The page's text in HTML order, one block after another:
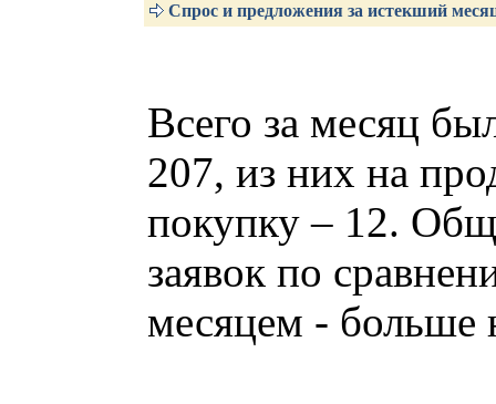
Спрос и предложения за истекший
Всего за месяц
207, из них на
покупку – 12.
заявок по
месяцем - больше